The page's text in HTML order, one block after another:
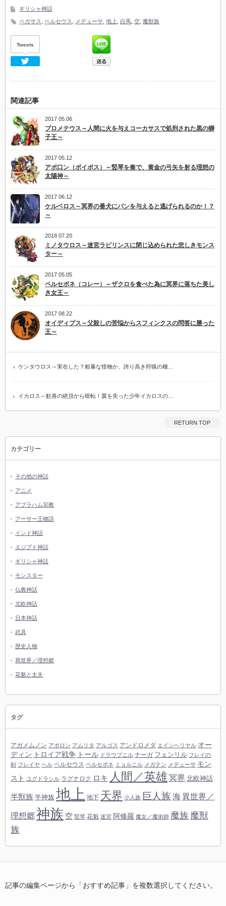
ギリシャ神話
ペガサス ペルセウス メデューサ 地上 白馬 空 魔獣族
Tweets
関連記事
2017 05.06
プロメテウス～人間に火を与えコーカサスで処刑された黒の獅
子王～
2017 05.12
アポ口ン（ポイボス）～竪琴を奏で、黄金の弓矢を射る理想の
太陽神～
2017 06.12
ケルベロス～冥界の番犬にパンを与えると逃げられるのか！？
～
2018 07.20
ミノタウロス～迷宮ラビリンスに閉じ込められた悲しきモンス
ター～
2017 05.05
ペルセポネ（コレー）～ザクロを食べた為に冥界に落ちた美し
き女王～
2017 08.22
オイディプス～父殺しの苦悩からスフィンクスの問答に勝った
王～
ケンタウロス～実在した？粗暴な怪物か、誇り高き狩猟の種…
イカロス～歓喜の絶頂から暗転！翼を失った少年イカロスの…
RETURN TOP
カテゴリー
その他の神話
アニメ
アブラハム宗教
アーサー王物語
インド神話
エジプト神話
ギリシャ神話
モンスター
仏教神話
北欧神話
日本神話
武具
歴史人物
異世界／理想郷
花魁と太夫
タグ
アガメムノン アポロン アムリタ アルゴス アンドロメダ エインヘリヤル オー
ディン トロイア戦争 トール ドラウプニル ナーガ フェンリル フレイの
剣 フレイヤ ヘル ペルセウス ペルセポネ ミョルニル メガテン メデューサ モン
スト
ユグドラシル ラグナロク ロキ 人間／英雄冥界 北欧神話
半獣族 半神族 地上 地下 天界 小人族 巨人族 海異世界／
理想郷神族 空 竪琴 花魁 迷宮 阿修羅 魔女／魔術師 魔族 魔獣
族
記事の編集ページから「おすすめ記事」を複数選択してください。